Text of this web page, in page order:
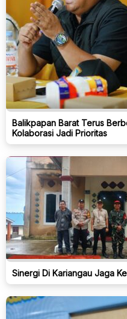
Balikpapan Barat Terus
Kolaborasi Jadi Prioritas
Sinergi Di Kariangau Jaga